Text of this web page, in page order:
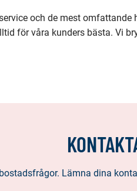
och de mest
för våra kunders bästa. Vi
Lämna dina